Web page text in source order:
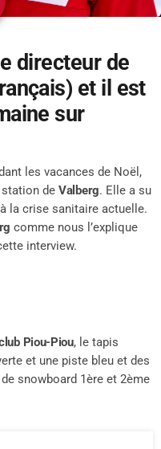
directeur de
et il est
sur
les vacances de Noël,
de Valberg. Elle a su
la crise sanitaire actuelle.
comme nous l’explique
interview.
Piou-Piou, le tapis
et une piste bleu et des
snowboard 1ère et 2ème